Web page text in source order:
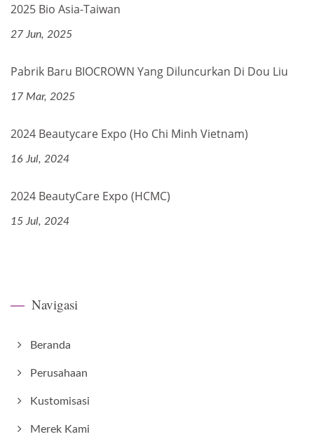
2025 Bio Asia-Taiwan
27 Jun, 2025
Pabrik Baru BIOCROWN Yang Diluncurkan Di Dou Liu
17 Mar, 2025
2024 Beautycare Expo (Ho Chi Minh Vietnam)
16 Jul, 2024
2024 BeautyCare Expo (HCMC)
15 Jul, 2024
Navigasi
Beranda
Perusahaan
Kustomisasi
Merek Kami